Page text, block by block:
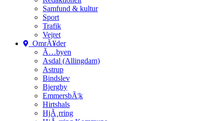
Samfund & kultur
Sport
Trafik
Vejret
OmrÃ¥der
Ã…byen
Asdal (Allingdam)
Astrup
Bindslev
Bjergby
EmmersbÃ¦k
Hirtshals
HjÃ¸rring